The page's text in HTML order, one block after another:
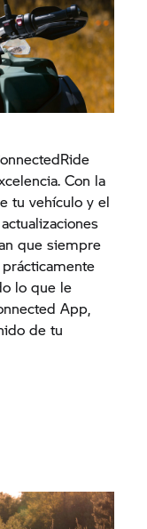
Con la
tu vehículo y el
que siempre
lo que le
App,
de tu